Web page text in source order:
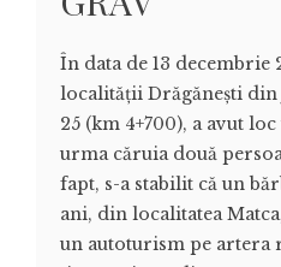
În data de 13 decembrie
localităţii Drăgăneşti
25 (km 4+700), a avut
urma căruia două
fapt, s-a stabilit că un
ani, din localitatea
un autoturism pe artera